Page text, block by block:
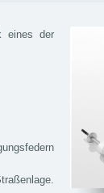
eines der